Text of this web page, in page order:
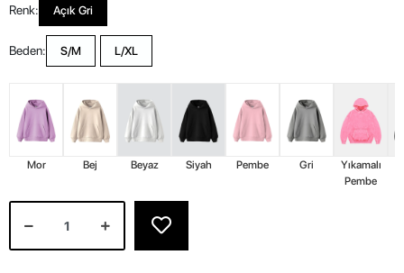
Renk: Açık Gri
Beden: S/M L/XL
Mor Bej Beyaz Siyah Pembe Gri
Yıkamalı
Pembe